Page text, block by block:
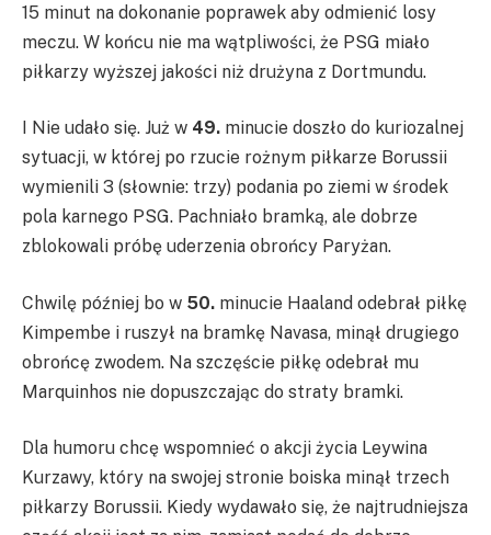
15 minut na dokonanie poprawek aby odmienić losy
meczu. W końcu nie ma wątpliwości, że PSG miało
piłkarzy wyższej jakości niż drużyna z Dortmundu.
I Nie udało się. Już w 49. minucie doszło do kuriozalnej
sytuacji, w której po rzucie rożnym piłkarze Borussii
wymienili 3 (słownie: trzy) podania po ziemi w środek
pola karnego PSG. Pachniało bramką, ale dobrze
zblokowali próbę uderzenia obrońcy Paryżan.
Chwilę później bo w 50. minucie Haaland odebrał piłkę
Kimpembe i ruszył na bramkę Navasa, minął drugiego
obrońcę zwodem. Na szczęście piłkę odebrał mu
Marquinhos nie dopuszczając do straty bramki.
Dla humoru chcę wspomnieć o akcji życia Leywina
Kurzawy, który na swojej stronie boiska minął trzech
piłkarzy Borussii. Kiedy wydawało się, że najtrudniejsza